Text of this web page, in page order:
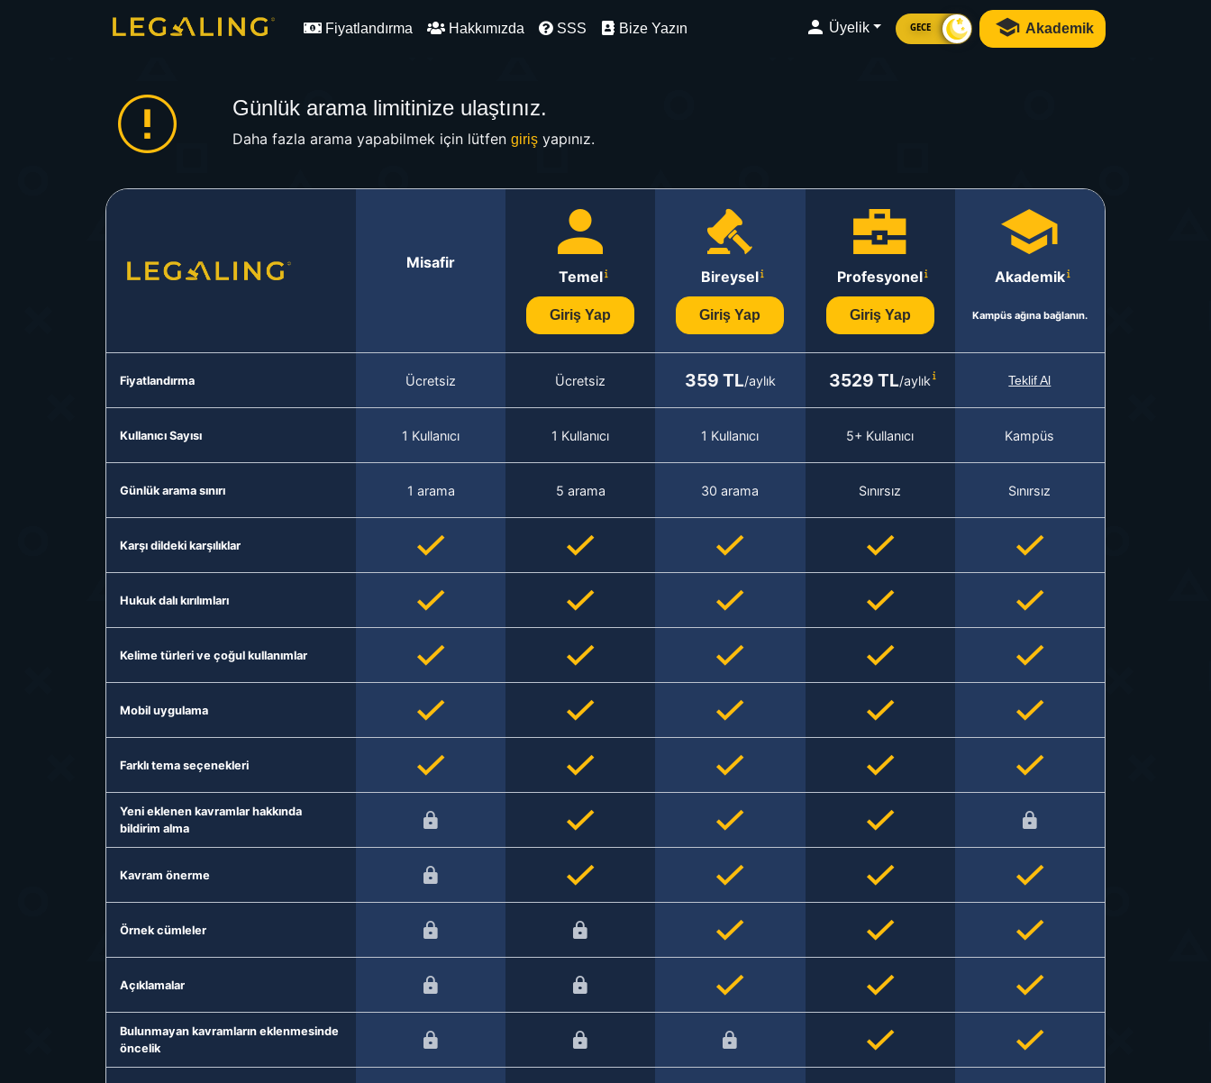
Fiyatlandırma Hakkımızda SSS Bize Yazın Üyelik GECE Akademik
Günlük arama limitinize ulaştınız.
Daha fazla arama yapabilmek için lütfen girişyapınız.
Misafir
Temel
Giriş Yap
Bireysel
Giriş Yap
Profesyonel
Giriş Yap
Akademik
Kampüs ağına bağlanın.
Fiyatlandırma Ücretsiz Ücretsiz 359 TL/aylık 3529 TL/aylık Teklif Al
Kullanıcı Sayısı 1 Kullanıcı 1 Kullanıcı 1 Kullanıcı 5+ Kullanıcı Kampüs
Günlük arama sınırı 1 arama 5 arama 30 arama Sınırsız Sınırsız
Karşı dildeki karşılıklar
Hukuk dalı kırılımları
Kelime türleri ve çoğul kullanımlar
Mobil uygulama
Farklı tema seçenekleri
Yeni eklenen kavramlar hakkında
bildirim alma
Kavram önerme
Örnek cümleler
Açıklamalar
Bulunmayan kavramların eklenmesinde
öncelik